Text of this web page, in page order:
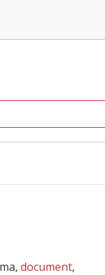
document,